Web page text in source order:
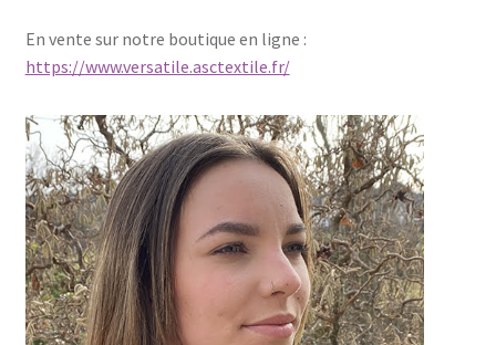
En vente sur notre boutique en ligne :
https://www.versatile.asctextile.fr/